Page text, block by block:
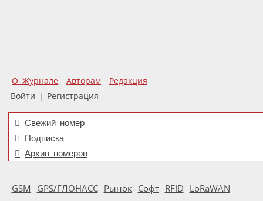
О Журнале Авторам
Редакция
Войти | Регистрация
Свежий номер
Подписка
Архив номеров
GSM GPS/ГЛОНАСС Рынок Софт RFID LoRaWAN